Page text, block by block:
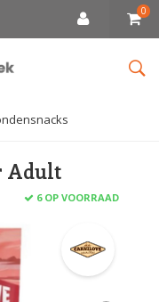
0
Adult
6 OP VOORRAAD